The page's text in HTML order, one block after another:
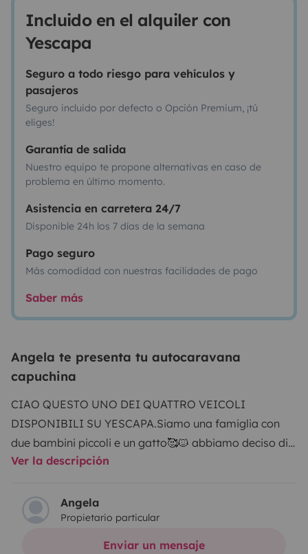
Incluido en el alquiler con
Yescapa
Seguro a todo riesgo para vehículos y
pasajeros
Seguro incluido por defecto o Opción Premium, ¡tú
eliges!
Garantía de salida
Nuestro equipo te propone alternativas en caso de
problema en último momento.
Asistencia en carretera 24/7
Disponible 24h los 7 días de la semana
Pago seguro
Más comodidad con nuestras facilidades de pago
Saber más
Angela te presenta tu autocaravana
capuchina
CIAO QUESTO UNO DEI QUATTRO VEICOLI
DISPONIBILI SU YESCAPA.Siamo una famiglia con
due bambini piccoli e un gatto🥰🐱 abbiamo deciso di
voler condividere la nostra esperienza perché non tutti
esperienza unica e indimenticabile. Non seguire orari o
programmi o semplicemente dormire dove si vuole è
meraviglioso! Con tutte le comodità di una casa. Nel
Ver la descripción
Angela
Propietario particular
Enviar un mensaje